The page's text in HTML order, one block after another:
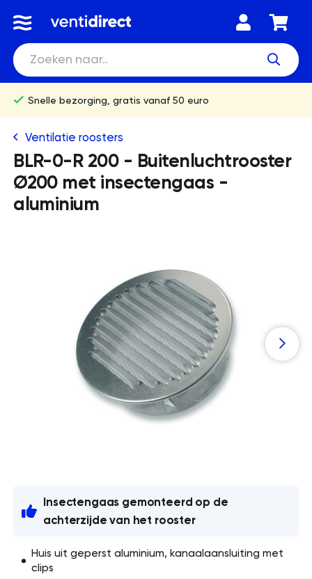
Snelle bezorging, gratis vanaf 50 euro
Ventilatie roosters
BLR-0-R 200 - Buitenluchtrooster
Ø200 met insectengaas -
aluminium
Insectengaas gemonteerd op de
achterzijde van het rooster
Huis uit geperst aluminium, kanaalaansluiting met
clips